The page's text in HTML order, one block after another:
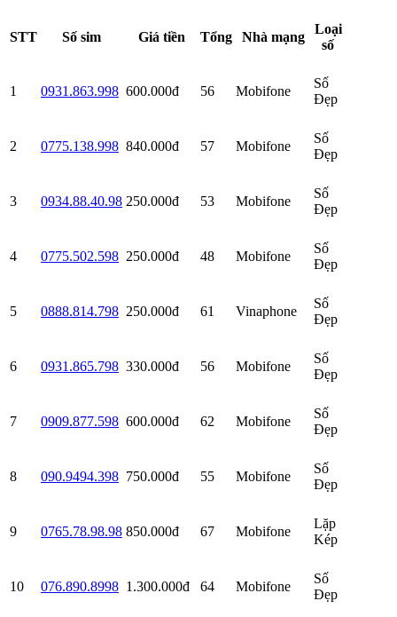
STT Số sim Giá tiền Tổng Nhà mạng
Loại
số
1 0931.863.998 600.000đ 56 Mobifone
Số
Đẹp
2 0775.138.998 840.000đ 57 Mobifone
Số
Đẹp
3 0934.88.40.98 250.000đ 53 Mobifone
Số
Đẹp
4 0775.502.598 250.000đ 48 Mobifone
Số
Đẹp
5 0888.814.798 250.000đ 61 Vinaphone
Số
Đẹp
6 0931.865.798 330.000đ 56 Mobifone
Số
Đẹp
7 0909.877.598 600.000đ 62 Mobifone
Số
Đẹp
8 090.9494.398 750.000đ 55 Mobifone
Số
Đẹp
9 0765.78.98.98 850.000đ 67 Mobifone
Lặp
Kép
10 076.890.8998 1.300.000đ 64 Mobifone
Số
Đẹp